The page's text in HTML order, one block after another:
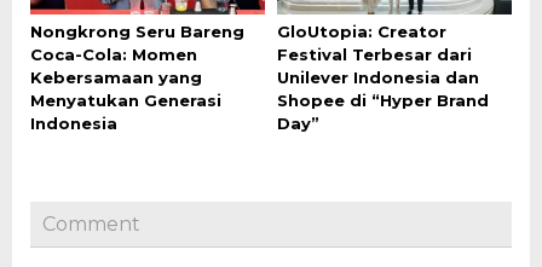
Nongkrong Seru Bareng
Coca-Cola: Momen
Kebersamaan yang
Menyatukan Generasi
Indonesia
GloUtopia: Creator
Festival Terbesar dari
Unilever Indonesia dan
Shopee di “Hyper Brand
Day”
Comment